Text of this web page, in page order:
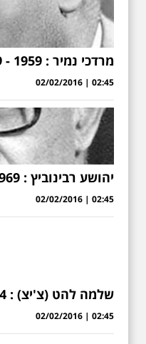
מרדכי נמיר : 1959 - 1969
02:45 | 02/02/2016
יהושע רבינוביץ : 1969 - 1974
02:45 | 02/02/2016
שלמה להט (צ'יצ) : 1974 - 1993
02:45 | 02/02/2016